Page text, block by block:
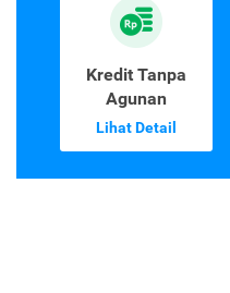
Kredit Tanpa
Agunan
Lihat Detail